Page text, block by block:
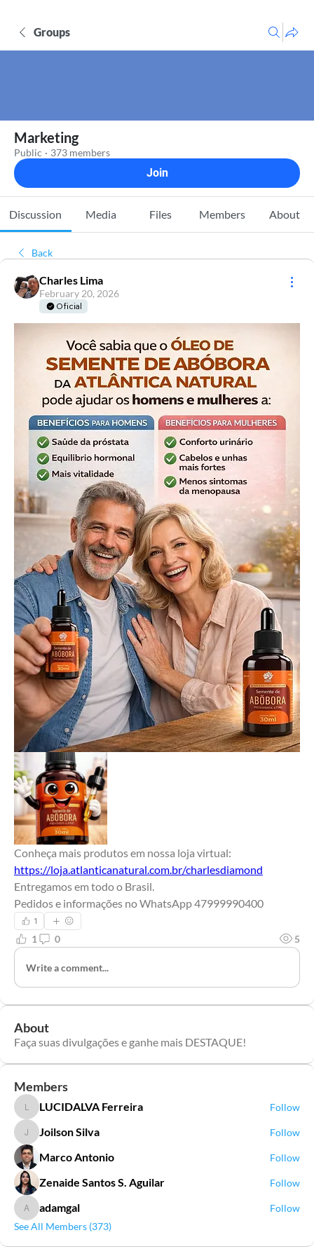
Groups
Marketing
Public · 373 members
Join
Discussion Media Files Members About
Back
Charles Lima
February 20, 2026
Oficial
Conheça mais produtos em nossa loja virtual:
https://loja.atlanticanatural.com.br/charlesdiamond
Entregamos em todo o Brasil.
Pedidos e informações no WhatsApp 47999990400
1
1 0 5
Write a comment...
About
Faça suas divulgações e ganhe mais DESTAQUE!
Members
LUCIDALVA Ferreira
LUCIDALVA Ferreira Follow
Joilson Silva
Joilson Silva Follow
Marco Antonio Follow
Zenaide Santos S. Aguilar Follow
adamgal
adamgal
Follow
See All Members (373)